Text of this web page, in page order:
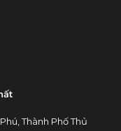
Thành Phố Thủ